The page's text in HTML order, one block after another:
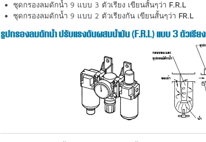
ชุดกรองลมดักน้ำ 9 แบบ 3 ตัวเรียง เขียนสั้นๆว่า F.R.L
ชุดกรองลมดักน้ำ 9 แบบ 2 ตัวเรียงกัน เขียนสั้นๆว่า FR.L
รูปกรองลมดักน้ำ ปรับแรงดันผสมน้ำมัน (F.R.L) แบบ 3 ตัวเรียง